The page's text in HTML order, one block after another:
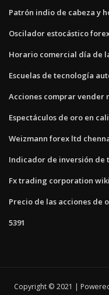
Patrón indio de cabeza y
Oscilador estocástico
Horario comercial día de
Escuelas de tecnología
Acciones comprar vender
Espectáculos de oro en
Weizmann forex ltd
Indicador de inversión de
Fx trading corporation
Precio de las acciones de
5391
Copyright © 2021 |